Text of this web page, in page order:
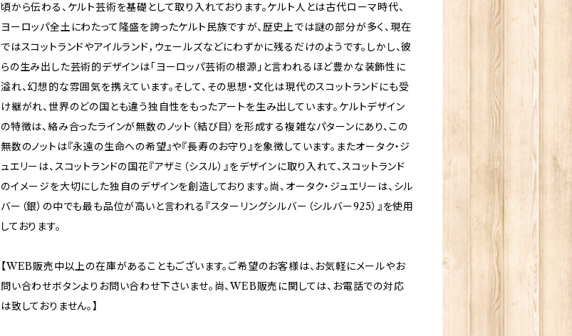
頃から伝わる、ケルト芸術を基礎として取り入れております。ケルト人とは古代ローマ時代、
ヨーロッパ全土にわたって隆盛を誇ったケルト民族ですが、歴史上では謎の部分が多く、現在
ではスコットランドやアイルランド，ウェールズなどにわずかに残るだけのようです。しかし、彼
らの生み出した芸術的デザインは「ヨーロッパ芸術の根源」と言われるほど豊かな装飾性に
溢れ、幻想的な雰囲気を携えています。そして、その思想・文化は現代のスコットランドにも受
け継がれ、世界のどの国とも違う独自性をもったアートを生み出しています。ケルトデザイン
の特徴は、絡み合ったラインが無数のノット（結び目）を形成する複雑なパターンにあり、この
無数のノットは『永遠の生命への希望』や『長寿のお守り』を象徴しています。またオータク・ジ
ュエリーは、スコットランドの国花『アザミ（シスル）』をデザインに取り入れて、スコットランド
のイメージを大切にした独自のデザインを創造しております。尚、オータク・ジュエリーは、シル
バー（銀）の中でも最も品位が高いと言われる『スターリングシルバー（シルバー925）』を使用
しております。
【WEB販売中以上の在庫があることもございます。ご希望のお客様は、お気軽にメールやお
問い合わせボタンよりお問い合わせ下さいませ。尚、WEB販売に関しては、お電話での対応
は致しておりません。】